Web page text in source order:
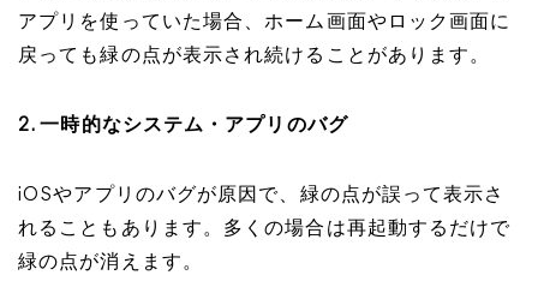
アプリを使っていた場合、ホーム画面やロック画面に
戻っても緑の点が表示され続けることがあります。
2. 一時的なシステム・アプリのバグ
iOSやアプリのバグが原因で、緑の点が誤って表示さ
れることもあります。多くの場合は再起動するだけで
緑の点が消えます。